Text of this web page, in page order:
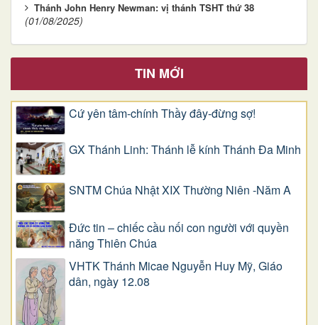
Thánh John Henry Newman: vị thánh TSHT thứ 38
(01/08/2025)
TIN MỚI
Cứ yên tâm-chính Thầy đây-đừng sợ!
GX Thánh Linh: Thánh lễ kính Thánh Đa Minh
SNTM Chúa Nhật XIX Thường Niên -Năm A
Đức tin – chiếc cầu nối con người với quyền
năng Thiên Chúa
VHTK Thánh Micae Nguyễn Huy Mỹ, Giáo
dân, ngày 12.08